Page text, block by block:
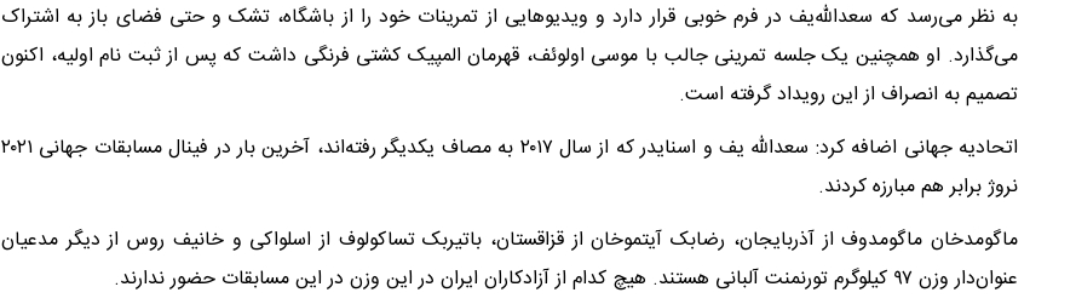
به نظر می‌رسد که سعدالله‌یف در فرم خوبی قرار دارد و ویدیوهایی از تمرینات خود را از باشگاه، تشک و حتی فضای باز به اشتراک
می‌گذارد. او همچنین یک جلسه تمرینی جالب با موسی اولوئف، قهرمان المپیک کشتی فرنگی داشت که پس از ثبت ‌نام اولیه، اکنون
تصمیم به انصراف از این رویداد گرفته است.
اتحادیه جهانی اضافه کرد: سعدالله یف و اسنایدر که از سال ۲۰۱۷ به مصاف یکدیگر رفته‌اند،‌ آخرین بار در فینال مسابقات جهانی ۲۰۲۱
نروژ برابر هم مبارزه کردند.
ماگومدخان ماگومدوف از آذربایجان، رضابک آیتموخان از قزاقستان، باتیربک تساکولوف از اسلواکی و خانیف روس از دیگر مدعیان
عنوان‌دار وزن ۹۷ کیلوگرم تورنمنت آلبانی هستند. هیچ کدام از آزادکاران ایران در این وزن در این مسابقات حضور ندارند.